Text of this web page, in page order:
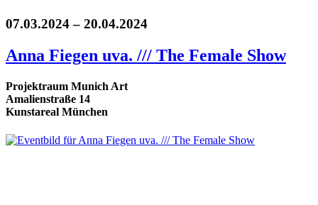
07.03.2024 – 20.04.2024
Anna Fiegen uva. /// The Female Show
Projektraum Munich Art
Amalienstraße 14
Kunstareal München